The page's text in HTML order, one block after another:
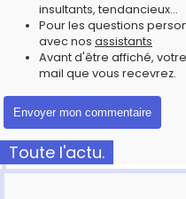
insultants, tendancieux...
Pour les questions
avec nos assistants
Avant d'être affiché,
mail que vous recevrez.
Toute l'actu.